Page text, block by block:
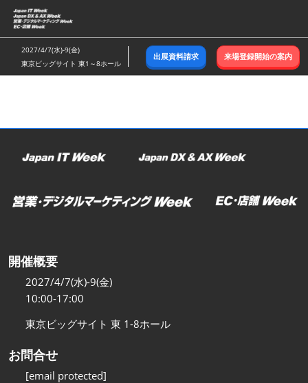
ス
キ
ッ
し
む
2027/4/7(水)-9(金)
東京ビッグサイト 東1～8ホール
出展資料請求 来場登録開始の案内
開催概要
2027/4/7(水)-9(金)
10:00-17:00
東京ビッグサイト 東 1-8ホール
お問合せ
[email protected]